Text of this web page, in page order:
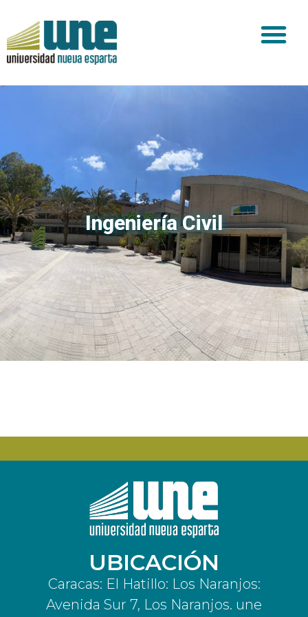
Ingeniería Civil
UBICACIÓN
Caracas: El Hatillo: Los Naranjos:
Avenida Sur 7, Los Naranjos. une